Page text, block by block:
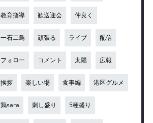
教育指導 歓送迎会 仲良く
一石二鳥 頑張る ライブ 配信
フォロー コメント 太陽 広報
挨拶 楽しい場 食事編 港区グルメ
鶏sara 刺し盛り 5種盛り